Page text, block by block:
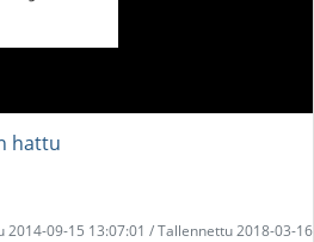
hattu
2014-09-15 13:07:01 / Tallennettu 2018-03-16